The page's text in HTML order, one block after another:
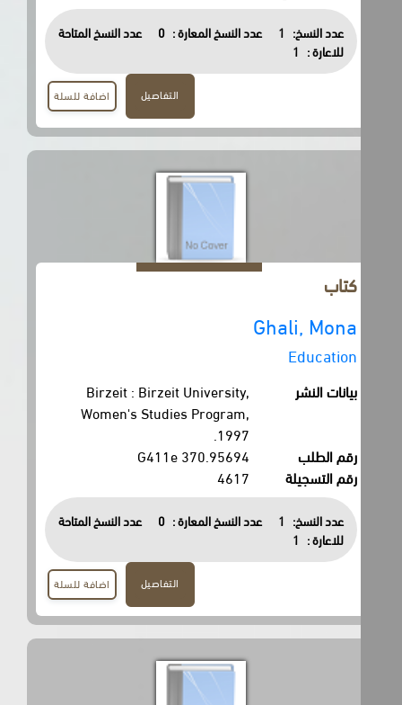
عدد النسخ: 1 عدد النسخ المعارة : 0
عدد النسخ المتاحة
للاعارة :
1
اضافة للسلة
Ghali, Mona
Education
بيانات النشر
Birzeit : Birzeit University,
Women's Studies Program,
رقم الطلب
370.95694 G411e
رقم التسجيلة
4617
عدد النسخ: 1 عدد النسخ المعارة : 0
عدد النسخ المتاحة
للاعارة :
1
اضافة للسلة